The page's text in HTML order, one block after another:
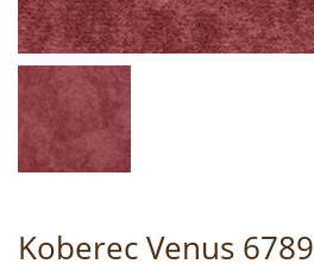
Koberec Venus 6789